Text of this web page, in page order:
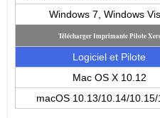
Windows 7, Windows
Télécharger Imprimante Pilote
Logiciel et Pilote
Mac OS X 10.12
macOS 10.13/10.14/10.15/